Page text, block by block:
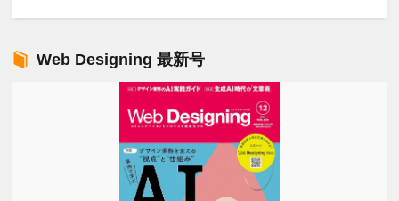
Web Designing 最新号